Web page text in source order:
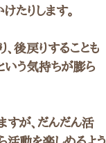
たりします。
後戻りすることも
いう気持ちが膨ら
が、だんだん活